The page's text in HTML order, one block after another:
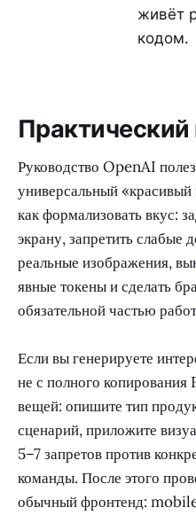
живёт
кодом.
Руководство OpenAI
универсальный
как формализовать вкус:
экрану, запретить слабые
реальные изображения,
явные токены и сделать
обязательной частью
Если вы генерируете
не с полного
вещей: опишите тип
сценарий, приложите
5–7 запретов против
команды. После этого
обычный фронтенд: